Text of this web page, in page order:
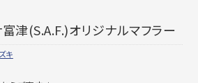
津(S.A.F.)オリジナルマフラー
キ